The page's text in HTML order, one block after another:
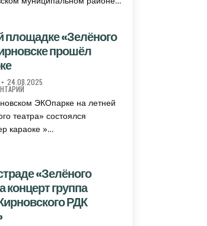
площадке «Зелёного
прошёл
ДАТА ПУБЛИКАЦИИ:
24.08.2025
К НА ОТКРЫТОЙ ПЛОЩАДКЕ «ЗЕЛЁНОГО ТЕАТРА» В
ЭКОпарке на летней
театра» состоялся
караоке »…
«Зелёного
концерт группа
РДК